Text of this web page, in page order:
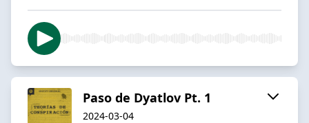
Paso de Dyatlov Pt. 1
2024-03-04